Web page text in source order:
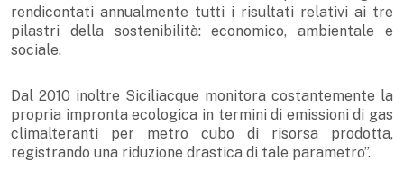
rendicontati annualmente tutti i risultati relativi ai tre
pilastri della sostenibilità: economico, ambientale e
sociale.
Dal 2010 inoltre Siciliacque monitora costantemente la
propria impronta ecologica in termini di emissioni di gas
climalteranti per metro cubo di risorsa prodotta,
registrando una riduzione drastica di tale parametro”.